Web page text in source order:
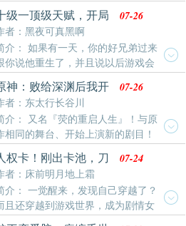
则，是村里出了名的大龄汉子，同龄人
摸鱼了，他今年二十一还没成亲。第一
则说要个力气大的；第二个媒婆上门，
猪的；第三个媒婆上门，郑则说要样貌
的狗听了都摇头，村民乐得看热闹，郑
，怕不
级一顶级天赋，开局
无敌
者：黑夜可真黑啊
07-26
介： 如果有一天，你的好兄弟过来
你说他重生了，并且说以后游戏会
，末世降临。你会怎么办？李万基只当
慢慢发现不对劲，现在发生的事儿都被
不是，哥们？你来真的？既然好朋友重
基只需抱紧大腿，享受躺平人生……但玩
现……自己好像更强！到底是谁抱谁大
信手一剑削掉魔神的半个脑袋，再次问
到底是谁抱谁大腿啊？”说话！！！
神：败给深渊后我开
了二周目
者：东太行长谷川
07-26
介： 又名『荧的重启人生』！与原
相同的舞台、开始上演新的剧目！
！在纳塔与深渊的对战中我不幸落败、
到重来的机会？这次的旅途我将联合众
大敌发起真正的决战！而在旅途的最
轻小说风格荧第一人称全角色出场含
设定党经营逻辑慢热]感谢各位的阅
权卡！刚出卡池，刀
全世界
者：床前明月地上霜
07-24
介： 一觉醒来，发现自己穿越了？
且还穿越到游戏世界，成为剧情女
来等待自己的，不仅是被主角团爆杀，